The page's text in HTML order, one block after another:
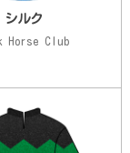
シルク
Horse Club